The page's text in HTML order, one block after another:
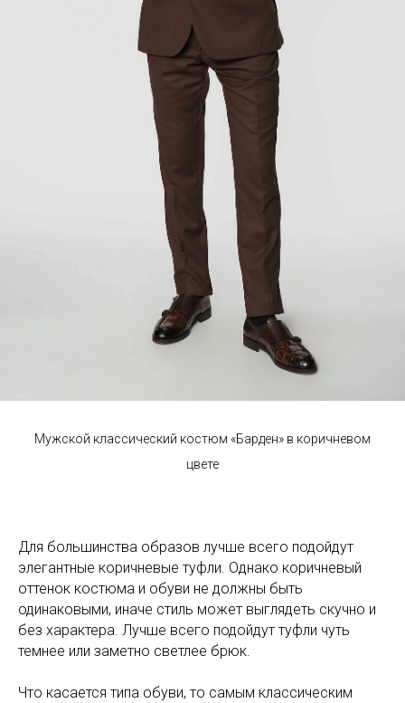
Мужской классический костюм «Барден» в коричневом
цвете
Для большинства образов лучше всего подойдут
элегантные коричневые туфли. Однако коричневый
оттенок костюма и обуви не должны быть
одинаковыми, иначе стиль может выглядеть скучно и
без характера. Лучше всего подойдут туфли чуть
темнее или заметно светлее брюк.
Что касается типа обуви, то самым классическим